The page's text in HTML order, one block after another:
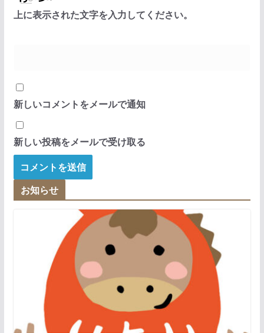
上に表示された文字を入力してください。
新しいコメントをメールで通知
新しい投稿をメールで受け取る
お知らせ